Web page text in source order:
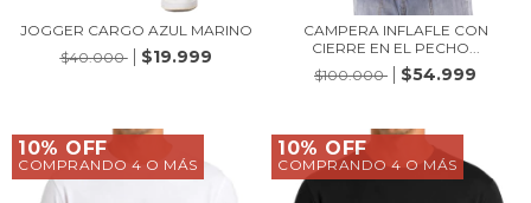
JOGGER CARGO AZUL MARINO
$40.000
$19.999
CAMPERA INFLAFLE CON
CIERRE EN EL PECHO...
$100.000
$54.999
10% OFF
COMPRANDO 4 O MÁS
10% OFF
COMPRANDO 4 O MÁS